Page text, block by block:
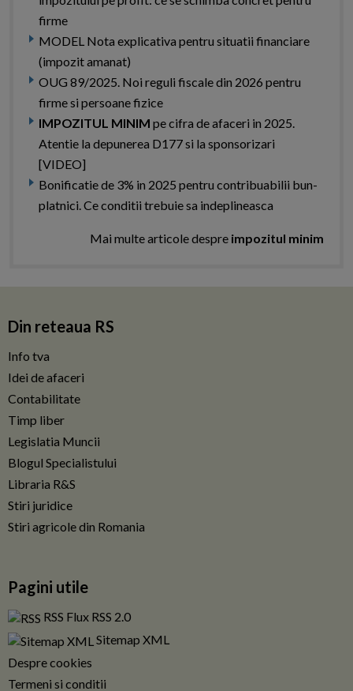
firme
MODEL Nota explicativa pentru situatii financiare
(impozit amanat)
OUG 89/2025. Noi reguli fiscale din 2026 pentru
firme si persoane fizice
IMPOZITUL MINIM pe cifra de afaceri in 2025.
Atentie la depunerea D177 si la sponsorizari
[VIDEO]
Bonificatie de 3% in 2025 pentru contribuabilii bun-
platnici. Ce conditii trebuie sa indeplineasca
Mai multe articole despre impozitul minim
Din reteaua RS
Info tva
Idei de afaceri
Contabilitate
Timp liber
Legislatia Muncii
Blogul Specialistului
Libraria R&S
Stiri juridice
Stiri agricole din Romania
Pagini utile
RSS Flux RSS 2.0
Sitemap XML
Despre cookies
Termeni si conditii